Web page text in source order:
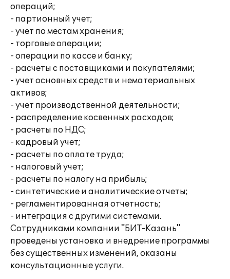
операций;
- партионный учет;
- учет по местам хранения;
- торговые операции;
- операции по кассе и банку;
- расчеты с поставщиками и покупателями;
- учет основных средств и нематериальных
активов;
- учет производственной деятельности;
- распределение косвенных расходов;
- расчеты по НДС;
- кадровый учет;
- расчеты по оплате труда;
- налоговый учет;
- расчеты по налогу на прибыль;
- синтетические и аналитические отчеты;
- регламентированная отчетность;
- интеграция с другими системами.
Сотрудниками компании "БИТ-Казань"
проведены установка и внедрение программы
без существенных изменений, оказаны
консультационные услуги.